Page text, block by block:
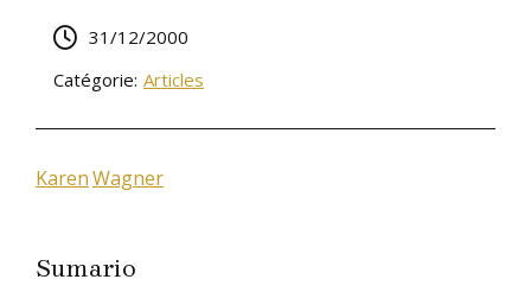
31/12/2000
Catégorie: Articles
KarenWagner
Sumario